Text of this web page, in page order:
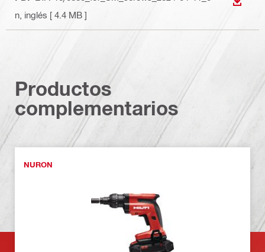
n , inglés [ 4.4 MB ]
Productos
complementarios
NURON